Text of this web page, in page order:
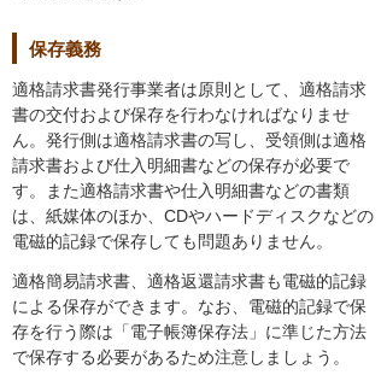
保存義務
適格請求書発行事業者は原則として、適格請求
書の交付および保存を行わなければなりませ
ん。発行側は適格請求書の写し、受領側は適格
請求書および仕入明細書などの保存が必要で
す。また適格請求書や仕入明細書などの書類
は、紙媒体のほか、CDやハードディスクなどの
電磁的記録で保存しても問題ありません。
適格簡易請求書、適格返還請求書も電磁的記録
による保存ができます。なお、電磁的記録で保
存を行う際は「電子帳簿保存法」に準じた方法
で保存する必要があるため注意しましょう。